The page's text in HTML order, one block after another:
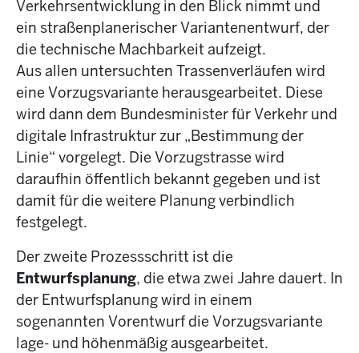
Verkehrsentwicklung in den Blick nimmt und
ein straßenplanerischer Variantenentwurf, der
die technische Machbarkeit aufzeigt.
Aus allen untersuchten Trassenverläufen wird
eine Vorzugsvariante herausgearbeitet. Diese
wird dann dem Bundesminister für Verkehr und
digitale Infrastruktur zur „Bestimmung der
Linie“ vorgelegt. Die Vorzugstrasse wird
daraufhin öffentlich bekannt gegeben und ist
damit für die weitere Planung verbindlich
festgelegt.
Der zweite Prozessschritt ist die
Entwurfsplanung, die etwa zwei Jahre dauert. In
der Entwurfsplanung wird in einem
sogenannten Vorentwurf die Vorzugsvariante
lage- und höhenmäßig ausgearbeitet.